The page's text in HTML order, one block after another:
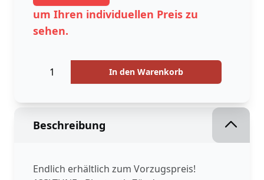
um Ihren individuellen Preis zu
sehen.
In den Warenkorb
Beschreibung
Endlich erhältlich zum Vorzugspreis!